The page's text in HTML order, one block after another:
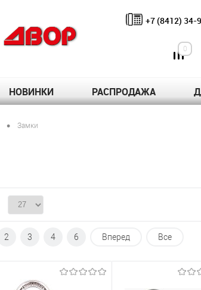
+7 (8412) 34-
0
НОВИНКИ РАСПРОДАЖА
• Замки
2 3 4 6 Вперед Все